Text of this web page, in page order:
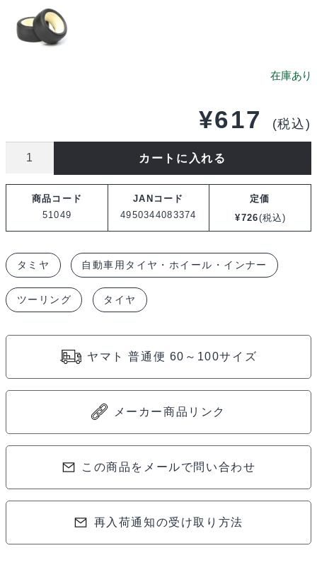
¥617 (税込)
SP.1049
ミ
ィ
ア
ム
レ
ン
ス
リ
ク
カートに入れる
商品コード
51049
JANコード
4950344083374
定価
¥726(税込)
タミヤ 自動車用タイヤ・ホイール・インナー
ツーリング タイヤ
ヤマト 普通便 60～100サイズ
メーカー商品リンク
この商品をメールで問い合わせ
再入荷通知の受け取り方法